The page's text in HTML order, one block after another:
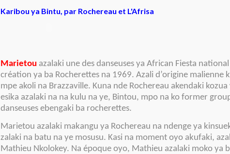
Karibou ya Bintu, par Rochereau et L'Afrisa
Marietou azalaki une des danseuses ya African Fiesta
création ya ba Rocherettes na 1969. Azali d’origine malienne
mpe akoli na Brazzaville. Kuna nde Rochereau akendaki
esika azalaki na na kulu na ye, Bintou, mpo na ko former
danseuses ebengaki ba rocherettes.
Marietou azalaki makangu ya Rochereau na ndenge ya
zalaki na batu na ye mosusu. Kasi na moment oyo akufaki,
Mathieu Nkolokey. Na époque oyo, Mathieu azalaki moko ya